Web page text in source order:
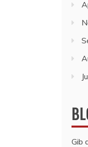
Gib